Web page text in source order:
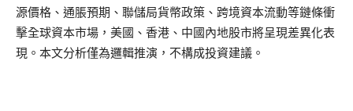
源價格、通脹預期、聯儲局貨幣政策、跨境資本流動等鏈條衝
擊全球資本市場，美國、香港、中國內地股市將呈現差異化表
現。本文分析僅為邏輯推演，不構成投資建議。